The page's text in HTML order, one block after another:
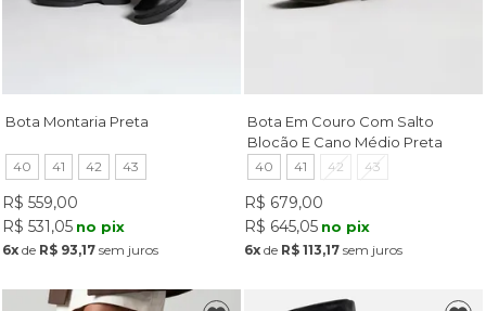
Bota Montaria Preta
40 41 42 43
R$ 559,00
R$ 531,05 no pix
6xde R$ 93,17sem juros
Bota Em Couro Com Salto
Blocão E Cano Médio Preta
40 41 42 43
R$ 679,00
R$ 645,05 no pix
6x de R$ 113,17 sem juros